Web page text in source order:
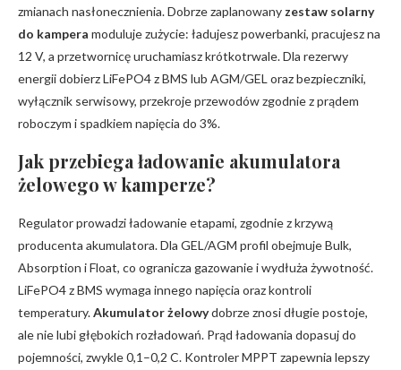
zmianach nasłonecznienia. Dobrze zaplanowany zestaw solarny
do kampera moduluje zużycie: ładujesz powerbanki, pracujesz na
12 V, a przetwornicę uruchamiasz krótkotrwale. Dla rezerwy
energii dobierz LiFePO4 z BMS lub AGM/GEL oraz bezpieczniki,
wyłącznik serwisowy, przekroje przewodów zgodnie z prądem
roboczym i spadkiem napięcia do 3%.
Jak przebiega ładowanie akumulatora
żelowego w kamperze?
Regulator prowadzi ładowanie etapami, zgodnie z krzywą
producenta akumulatora. Dla GEL/AGM profil obejmuje Bulk,
Absorption i Float, co ogranicza gazowanie i wydłuża żywotność.
LiFePO4 z BMS wymaga innego napięcia oraz kontroli
temperatury.Akumulator żelowydobrze znosi długie postoje,
ale nie lubi głębokich rozładowań. Prąd ładowania dopasuj do
pojemności, zwykle 0,1–0,2 C. Kontroler MPPT zapewnia lepszy